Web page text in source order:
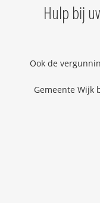
Hulp bij
Ook de
Gemeente Wijk